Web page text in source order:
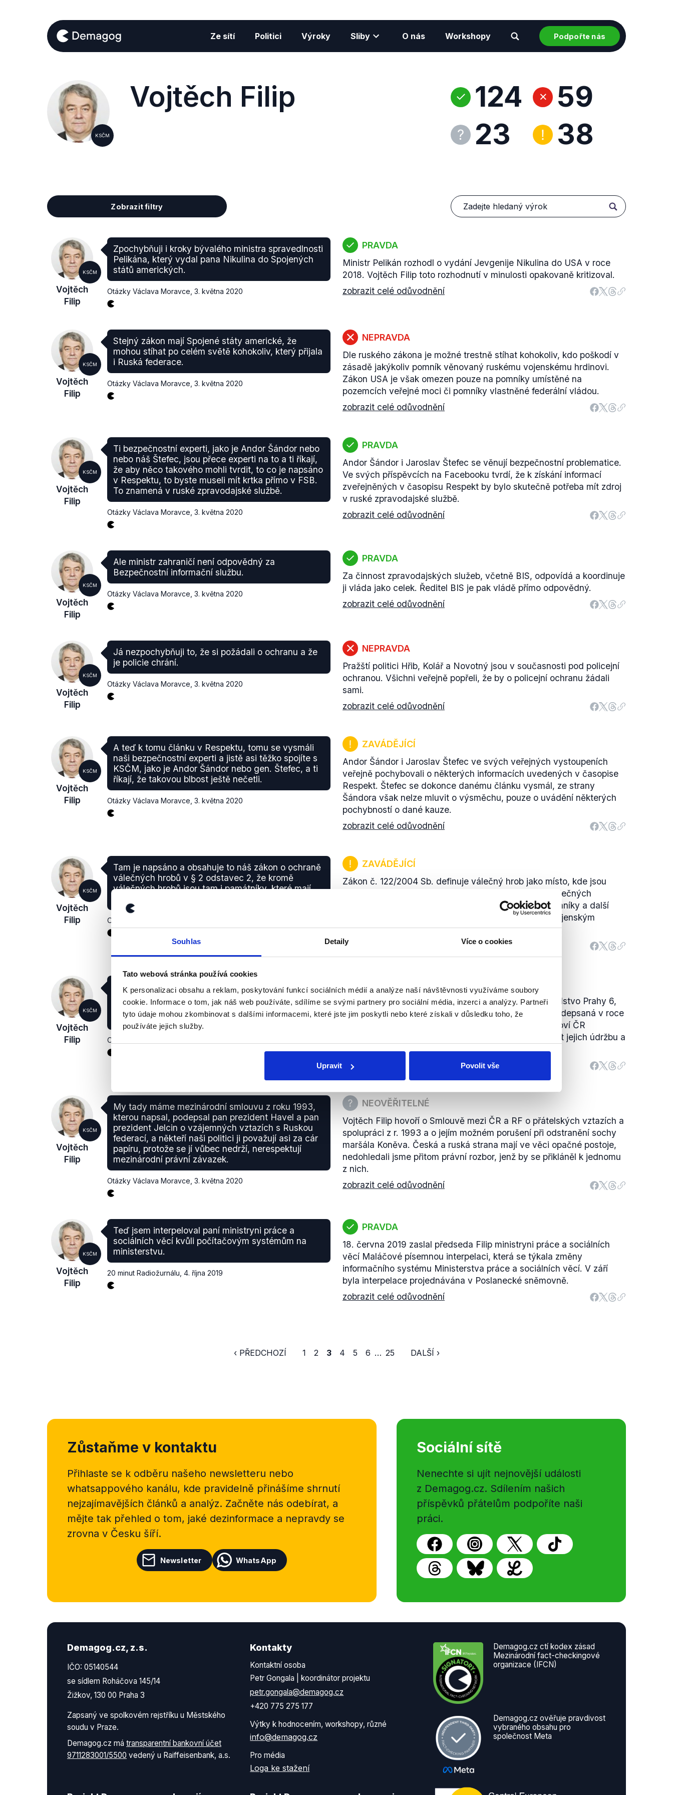
Souhlas Detaily Více o cookies
Tato webová stránka používá cookies
K personalizaci obsahu a reklam, poskytování funkcí sociálních médií a analýze naší návštěvnosti využíváme soubory
cookie. Informace o tom, jak náš web používáte, sdílíme se svými partnery pro sociální média, inzerci a analýzy. Partneři
tyto údaje mohou zkombinovat s dalšími informacemi, které jste jim poskytli nebo které získali v důsledku toho, že
používáte jejich služby.
Upravit Povolit vše
Ze sítí Politici Výroky Sliby O nás Workshopy Podpořte nás
KSČM
Vojtěch Filip
124
23
59
38
Zobrazit filtry
KSČM
Vojtěch
Filip
Zpochybňuji i kroky bývalého ministra spravedlnosti
Pelikána, který vydal pana Nikulina do Spojených
států amerických.
Otázky Václava Moravce 3. května 2020
PRAVDA
Ministr Pelikán rozhodl o vydání Jevgenije Nikulina do USA v roce
2018. Vojtěch Filip toto rozhodnutí v minulosti opakovaně kritizoval.
zobrazit celé odůvodnění
KSČM
Vojtěch
Filip
Stejný zákon mají Spojené státy americké, že
mohou stíhat po celém světě kohokoliv, který přijala
i Ruská federace.
Otázky Václava Moravce 3. května 2020
NEPRAVDA
Dle ruského zákona je možné trestně stíhat kohokoliv, kdo poškodí v
zásadě jakýkoliv pomník věnovaný ruskému vojenskému hrdinovi.
Zákon USA je však omezen pouze na pomníky umístěné na
pozemcích veřejné moci či pomníky vlastněné federální vládou.
zobrazit celé odůvodnění
KSČM
Vojtěch
Filip
Ti bezpečnostní experti, jako je Andor Šándor nebo
nebo náš Štefec, jsou přece experti na to a ti říkají,
že aby něco takového mohli tvrdit, to co je napsáno
v Respektu, to byste museli mít krtka přímo v FSB.
To znamená v ruské zpravodajské službě.
Otázky Václava Moravce 3. května 2020
PRAVDA
Andor Šándor i Jaroslav Štefec se věnují bezpečnostní problematice.
Ve svých příspěvcích na Facebooku tvrdí, že k získání informací
zveřejněných v časopisu Respekt by bylo skutečně potřeba mít zdroj
v ruské zpravodajské službě.
zobrazit celé odůvodnění
KSČM
Vojtěch
Filip
Ale ministr zahraničí není odpovědný za
Bezpečnostní informační službu.
Otázky Václava Moravce 3. května 2020
PRAVDA
Za činnost zpravodajských služeb, včetně BIS, odpovídá a koordinuje
ji vláda jako celek. Ředitel BIS je pak vládě přímo odpovědný.
zobrazit celé odůvodnění
KSČM
Vojtěch
Filip
Já nezpochybňuji to, že si požádali o ochranu a že
je policie chrání.
Otázky Václava Moravce 3. května 2020
NEPRAVDA
Pražští politici Hřib, Kolář a Novotný jsou v současnosti pod policejní
ochranou. Všichni veřejně popřeli, že by o policejní ochranu žádali
sami.
zobrazit celé odůvodnění
KSČM
Vojtěch
Filip
A teď k tomu článku v Respektu, tomu se vysmáli
naši bezpečnostní experti a jistě asi těžko spojíte s
KSČM, jako je Andor Šándor nebo gen. Štefec, a ti
říkají, že takovou blbost ještě nečetli.
Otázky Václava Moravce 3. května 2020
ZAVÁDĚJÍCÍ
Andor Šándor i Jaroslav Štefec ve svých veřejných vystoupeních
veřejně pochybovali o některých informacích uvedených v časopise
Respekt. Štefec se dokonce danému článku vysmál, ze strany
Šándora však nelze mluvit o výsměchu, pouze o uvádění některých
pochybností o dané kauze.
zobrazit celé odůvodnění
KSČM
Vojtěch
Filip
Tam je napsáno a obsahuje to náš zákon o ochraně
válečných hrobů v § 2 odstavec 2, že kromě
válečných hrobů jsou tam i památníky, které mají
Otázky Václava Moravce
ZAVÁDĚJÍCÍ
Zákon č. 122/2004 Sb. definuje válečný hrob jako místo, kde jsou
pohřbeny ostatky osob, které zahynuly v důsledku válečných
operací. Za válečný hrob považuje mimo jiné taky pomníky a další
symboly těchto osob. Pomník maršála Koněva není vojenským
hrobem podle tohoto zákona.
zobrazit celé odůvodnění
KSČM
Vojtěch
Filip
Například jste tady citoval pana Koláře a ten
například zabránil tomu, aby pomník maršála
Koněva byl přístupný, což je mimo jiné v § 22 té
mezinárodní smlouvy.
Otázky Václava Moravce
O přesunutí sochy maršála Koněva rozhodlo zastupitelstvo Prahy 6,
nikoliv starosta Kolář. Smlouva mezi ČR a Ruskem, podepsaná v roce
1993 prezidenty Havlem a Jelcinem, v článku 21 stanoví ČR
povinnost pečovat o vojenské hroby a pomníky, zajistit jejich údržbu a
přístup k nim.
zobrazit celé odůvodnění
KSČM
Vojtěch
Filip
My tady máme mezinárodní smlouvu z roku 1993,
kterou napsal, podepsal pan prezident Havel a pan
prezident Jelcin o vzájemných vztazích s Ruskou
federací, a někteří naši politici ji považují asi za cár
papíru, protože se jí vůbec nedrží, nerespektují
mezinárodní právní závazek.
Otázky Václava Moravce 3. května 2020
NEOVĚŘITELNÉ
Vojtěch Filip hovoří o Smlouvě mezi ČR a RF o přátelských vztazích a
spolupráci z r. 1993 a o jejím možném porušení při odstranění sochy
maršála Koněva. Česká a ruská strana mají ve věci opačné postoje,
nedohledali jsme přitom právní rozbor, jenž by se přikláněl k jednomu
z nich.
zobrazit celé odůvodnění
KSČM
Vojtěch
Filip
Teď jsem interpeloval paní ministryni práce a
sociálních věcí kvůli počítačovým systémům na
ministerstvu.
20 minut Radiožurnálu 4. října 2019
PRAVDA
18. června 2019 zaslal předseda Filip ministryni práce a sociálních
věcí Maláčové písemnou interpelaci, která se týkala změny
informačního systému Ministerstva práce a sociálních věcí. V září
byla interpelace projednávána v Poslanecké sněmovně.
zobrazit celé odůvodnění
‹ PŘEDCHOZÍ 1 2 3 4 5 6 … 25 DALŠÍ ›
Zůstaňme v kontaktu
Přihlaste se k odběru našeho newsletteru nebo
whatsappového kanálu, kde pravidelně přinášíme shrnutí
nejzajímavějších článků a analýz. Začněte nás odebírat, a
mějte tak přehled o tom, jaké dezinformace a nepravdy se
zrovna v Česku šíří.
Newsletter WhatsApp
Sociální sítě
Nenechte si ujít nejnovější události
z Demagog.cz. Sdílením našich
příspěvků přátelům podpoříte naši
práci.
Demagog.cz, z.s.
IČO: 05140544
se sídlem Roháčova 145/14
Žižkov, 130 00 Praha 3
Zapsaný ve spolkovém rejstříku u Městského
soudu v Praze.
Demagog.cz má transparentní bankovní účet
9711283001/5500 vedený u Raiffeisenbank, a.s.
Kontakty
Kontaktní osoba
Petr Gongala | koordinátor projektu
petr.gongala@demagog.cz
+420 775 275 177
Výtky k hodnocením, workshopy, různé
info@demagog.cz
Pro média
Loga ke stažení
Demagog.cz ctí kodex zásad
Mezinárodní fact-checkingové
organizace (IFCN)
Demagog.cz ověřuje pravdivost
vybraného obsahu pro
společnost Meta